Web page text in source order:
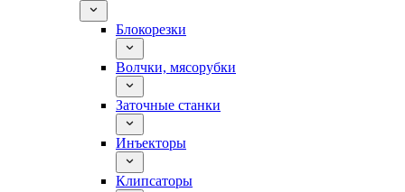
Блокорезки
Волчки, мясорубки
Заточные станки
Инъекторы
Клипсаторы